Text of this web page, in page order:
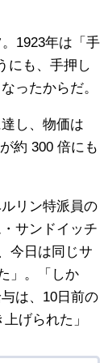
1923年は「手
にも、手押し
ったからだ。
し、物価は
約 300 倍にも
リン特派員の
サンドイッチ
今日は同じサ
」。「しか
は、10日前の
げられた」